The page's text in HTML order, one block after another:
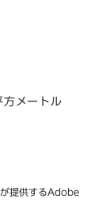
メートル
提供するAdobe